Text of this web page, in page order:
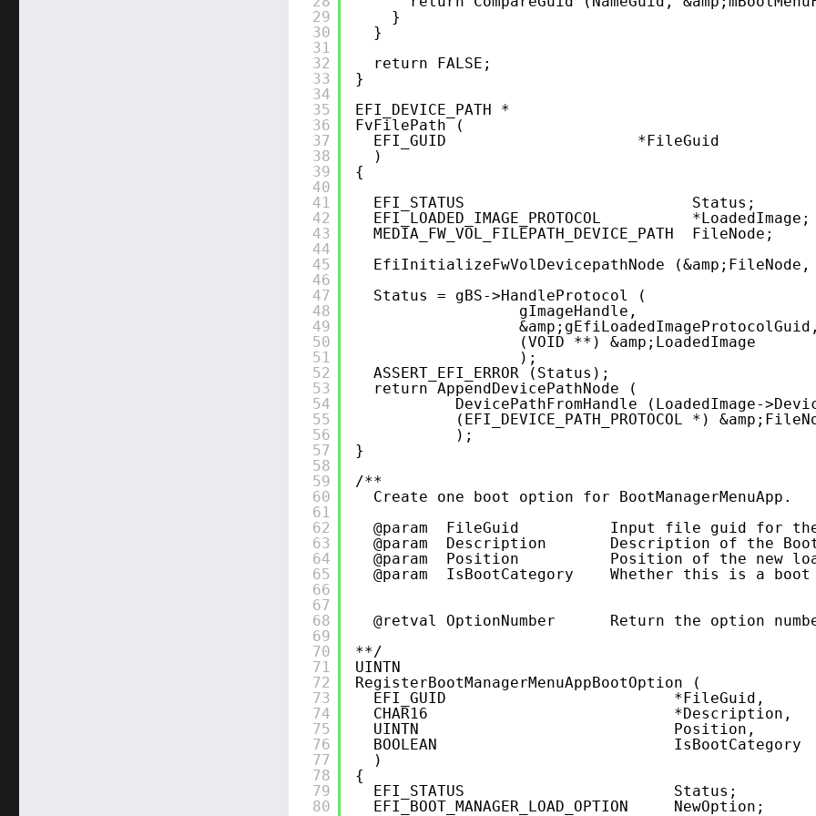
29
30
31
32
33
34
35
36
37
38
39
40
41
42
43
44
45
46
47
48
49
50
51
52
53
54
55
56
57
58
59
60
61
62
63
64
65
66
67
68
69
70
71
72
73
74
75
76
77
78
79
80
}
}
return FALSE;
}
EFI_DEVICE_PATH *
FvFilePath (
EFI_GUID                     *FileGuid
)
{
EFI_STATUS                         Status;
EFI_LOADED_IMAGE_PROTOCOL          *LoadedImage;
MEDIA_FW_VOL_FILEPATH_DEVICE_PATH  FileNode;
EfiInitializeFwVolDevicepathNode
Status = gBS->HandleProtocol (
gImageHandle,
&amp;gEfiLoadedImageProtocolGuid,
(VOID **) &amp;LoadedImage
);
ASSERT_EFI_ERROR (Status);
return AppendDevicePathNode (
DevicePathFromHandle (LoadedImage-
(EFI_DEVICE_PATH_PROTOCOL *)
);
}
/**
Create one boot option for BootManagerMenuApp.
@param  FileGuid          Input file guid for the
@param  Description       Description of the
@param  Position          Position of the
@param  IsBootCategory    Whether this is a boot
@retval OptionNumber      Return the option
**/
UINTN
RegisterBootManagerMenuAppBootOption (
EFI_GUID                         *FileGuid,
CHAR16                           *Description,
UINTN                            Position,
BOOLEAN                          IsBootCategory
)
{
EFI_STATUS                       Status;
EFI_BOOT_MANAGER_LOAD_OPTION     NewOption;